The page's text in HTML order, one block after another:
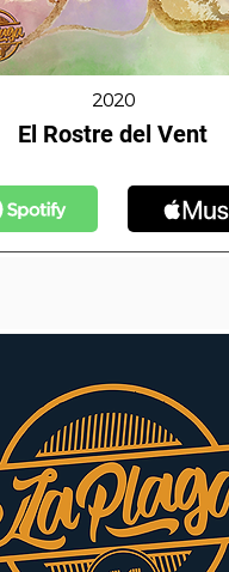
2020
El Rostre del Vent